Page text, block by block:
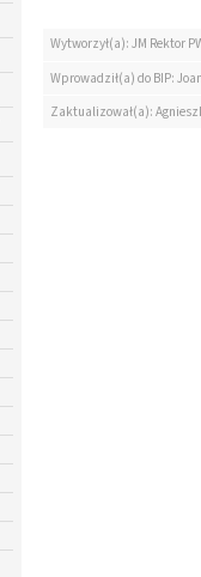
Wytworzył(a): JM Rektor
Wprowadził(a) do BIP:
Zaktualizował(a):